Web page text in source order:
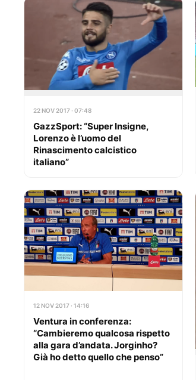
22 NOV 2017 · 07:48
GazzSport: “Super Insigne,
Lorenzo è l’uomo del
Rinascimento calcistico
italiano”
12 NOV 2017 · 14:16
Ventura in conferenza:
“Cambieremo qualcosa rispetto
alla gara d’andata. Jorginho?
Già ho detto quello che penso”